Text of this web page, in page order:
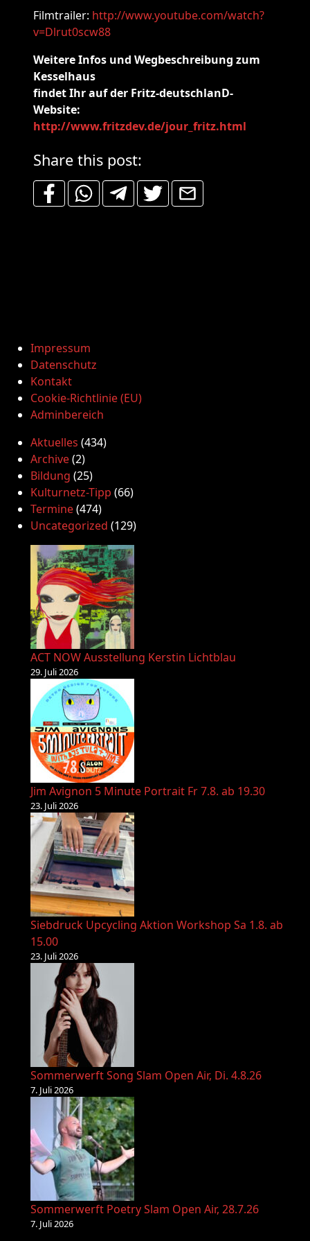
Filmtrailer: http://www.youtube.com/watch?
v=Dlrut0scw88
Weitere Infos und Wegbeschreibung zum
Kesselhaus
findet Ihr auf der Fritz-deutschlanD-
Website:
http://www.fritzdev.de/jour_fritz.html
Share this post:
Impressum
Datenschutz
Kontakt
Cookie-Richtlinie (EU)
Adminbereich
Aktuelles (434)
Archive(2)
Bildung (25)
Kulturnetz-Tipp (66)
Termine(474)
Uncategorized (129)
ACT NOW Ausstellung Kerstin Lichtblau
29. Juli 2026
Jim Avignon 5 Minute Portrait Fr 7.8. ab 19.30
23. Juli 2026
Siebdruck Upcycling Aktion Workshop Sa 1.8. ab
15.00
23. Juli 2026
Sommerwerft Song Slam Open Air, Di. 4.8.26
7. Juli 2026
Sommerwerft Poetry Slam Open Air, 28.7.26
7. Juli 2026